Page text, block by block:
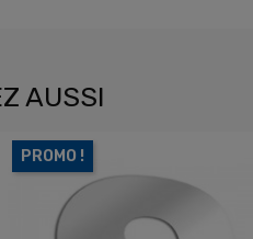
AUSSI
PROMO !